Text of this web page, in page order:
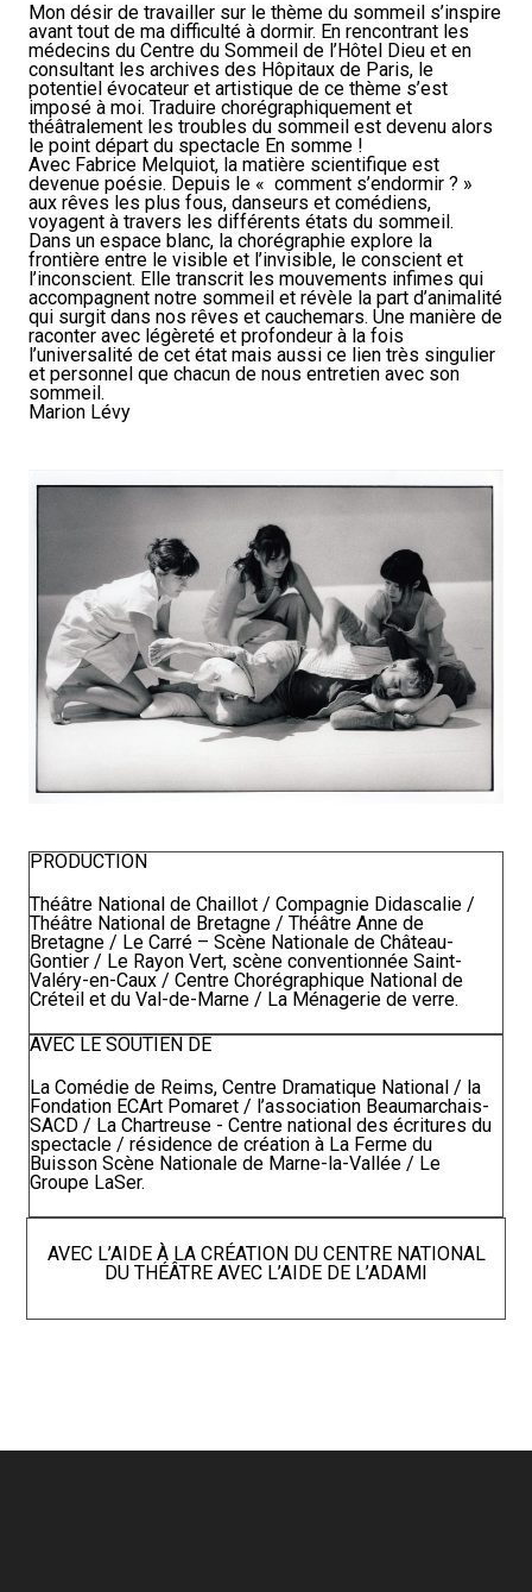
Mon désir de travailler sur le thème du sommeil s’inspire
avant tout de ma difficulté à dormir. En rencontrant les
médecins du Centre du Sommeil de l’Hôtel Dieu et en
consultant les archives des Hôpitaux de Paris, le
potentiel évocateur et artistique de ce thème s’est
imposé à moi. Traduire chorégraphiquement et
théâtralement les troubles du sommeil est devenu alors
le point départ du spectacle En somme !
Avec Fabrice Melquiot, la matière scientifique est
devenue poésie. Depuis le « comment s’endormir ? »
aux rêves les plus fous, danseurs et comédiens,
voyagent à travers les différents états du sommeil.
Dans un espace blanc, la chorégraphie explore la
frontière entre le visible et l’invisible, le conscient et
l’inconscient. Elle transcrit les mouvements infimes qui
accompagnent notre sommeil et révèle la part d’animalité
qui surgit dans nos rêves et cauchemars. Une manière de
raconter avec légèreté et profondeur à la fois
l’universalité de cet état mais aussi ce lien très singulier
et personnel que chacun de nous entretien avec son
sommeil.
Marion Lévy
PRODUCTION
Théâtre National de Chaillot / Compagnie Didascalie /
Théâtre National de Bretagne / Théâtre Anne de
Bretagne / Le Carré – Scène Nationale de Château-
Gontier / Le Rayon Vert, scène conventionnée Saint-
Valéry-en-Caux / Centre Chorégraphique National de
Créteil et du Val-de-Marne / La Ménagerie de verre.
AVEC LE SOUTIEN DE
La Comédie de Reims, Centre Dramatique National / la
Fondation ECArt Pomaret / l’association Beaumarchais-
SACD / La Chartreuse - Centre national des écritures du
spectacle / résidence de création à La Ferme du
Buisson Scène Nationale de Marne-la-Vallée / Le
Groupe LaSer.
AVEC L’AIDE À LA CRÉATION DU CENTRE NATIONAL
DU THÉÂTRE AVEC L’AIDE DE L’ADAMI